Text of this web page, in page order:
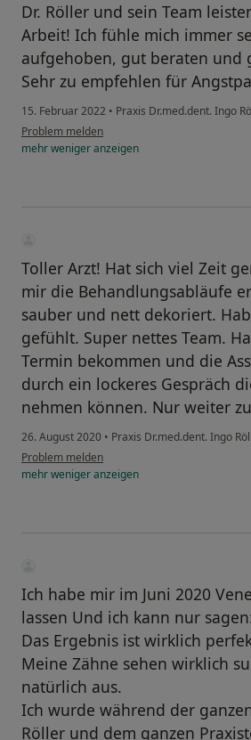
Dr. Röller und sein Team
Arbeit! Ich fühle mich immer
aufgehoben, gut beraten und
Sehr zu empfehlen für
15. Februar 2022 • Praxis Dr.med.dent. Ingo
Problem melden
mehrwenigeranzeigen
Toller Arzt! Hat sich viel Zeit
mir die Behandlungsabläufe
sauber und nett dekoriert.
gefühlt. Super nettes Team.
Termin bekommen und die
durch ein lockeres Gespräch
nehmen können. Nur weiter
26. August 2020 • Praxis Dr.med.dent. Ingo
Problem melden
mehrwenigeranzeigen
Ich habe mir im Juni 2020
lassen Und ich kann nur
Das Ergebnis ist wirklich
Meine Zähne sehen wirklich
natürlich aus.
Ich wurde während der
Röller und dem ganzen